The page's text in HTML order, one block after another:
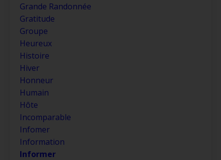
Grande Randonnée
Gratitude
Groupe
Heureux
Histoire
Hiver
Honneur
Humain
Hôte
Incomparable
Infomer
Information
Informer